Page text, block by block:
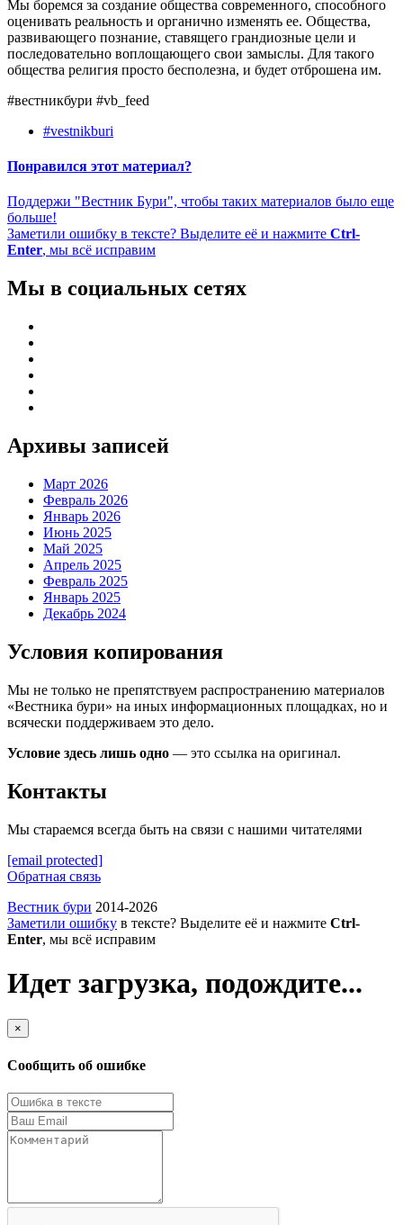
Мы боремся за создание общества современного, способного
оценивать реальность и органично изменять ее. Общества,
развивающего познание, ставящего грандиозные цели и
последовательно воплощающего свои замыслы. Для такого
общества религия просто бесполезна, и будет отброшена им.
#вестникбури #vb_feed
#vestnikburi
Понравился этот материал?
Поддержи "Вестник Бури", чтобы таких материалов было еще
больше!
Заметили ошибку в тексте? Выделите её и нажмите Ctrl-
Enter, мы всё исправим
Мы в социальных сетях
Архивы записей
Март 2026
Февраль 2026
Январь 2026
Июнь 2025
Май 2025
Апрель 2025
Февраль 2025
Январь 2025
Декабрь 2024
Условия копирования
Мы не только не препятствуем распространению материалов
«Вестника бури» на иных информационных площадках, но и
всячески поддерживаем это дело.
Условие здесь лишь одно — это ссылка на оригинал.
Контакты
Мы стараемся всегда быть на связи с нашими читателями
[email protected]
Обратная связь
Вестник бури 2014-2026
Заметили ошибку в тексте? Выделите её и нажмите Ctrl-
Enter, мы всё исправим
Идет загрузка, подождите...
×
Сообщить об ошибке